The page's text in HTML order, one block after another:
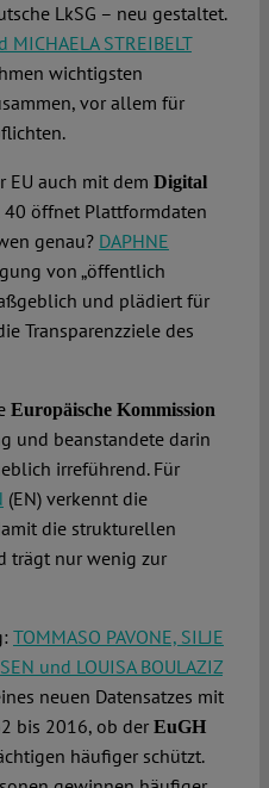
LkSG – neu gestaltet.
MICHAELA STREIBELT
wichtigsten
vor allem für
EU auch mit dem Digital
40 öffnet Plattformdaten
genau? DAPHNE
von „öffentlich
und plädiert für
Transparenzziele des
Europäische Kommission
und beanstandete darin
irreführend. Für
(EN) verkennt die
die strukturellen
trägt nur wenig zur
TOMMASO PAVONE, SILJE
und LOUISA BOULAZIZ
neuen Datensatzes mit
bis 2016, ob der EuGH
häufiger schützt.